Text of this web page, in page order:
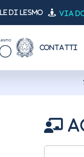
di Lesmo Via
CONTATTI